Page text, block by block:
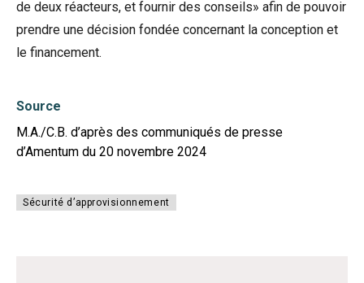
de deux réacteurs, et fournir des conseils» afin de pouvoir
prendre une décision fondée concernant la conception et
le financement.
Source
M.A./C.B. d’après des communiqués de presse
d’Amentum du 20 novembre 2024
Sécurité d’approvisionnement